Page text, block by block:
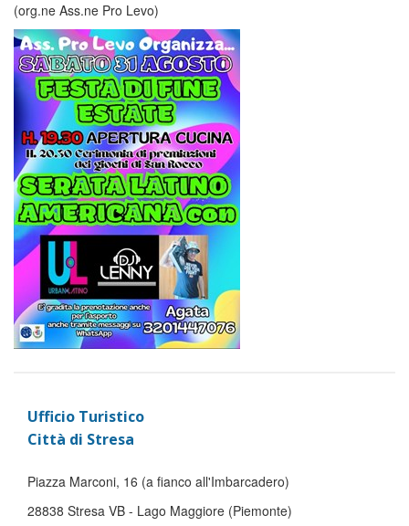
(org.ne Ass.ne Pro Levo)
Ufficio Turistico
Città di Stresa
Piazza Marconi, 16 (a fianco all'Imbarcadero)
28838 Stresa VB - Lago Maggiore (Piemonte)